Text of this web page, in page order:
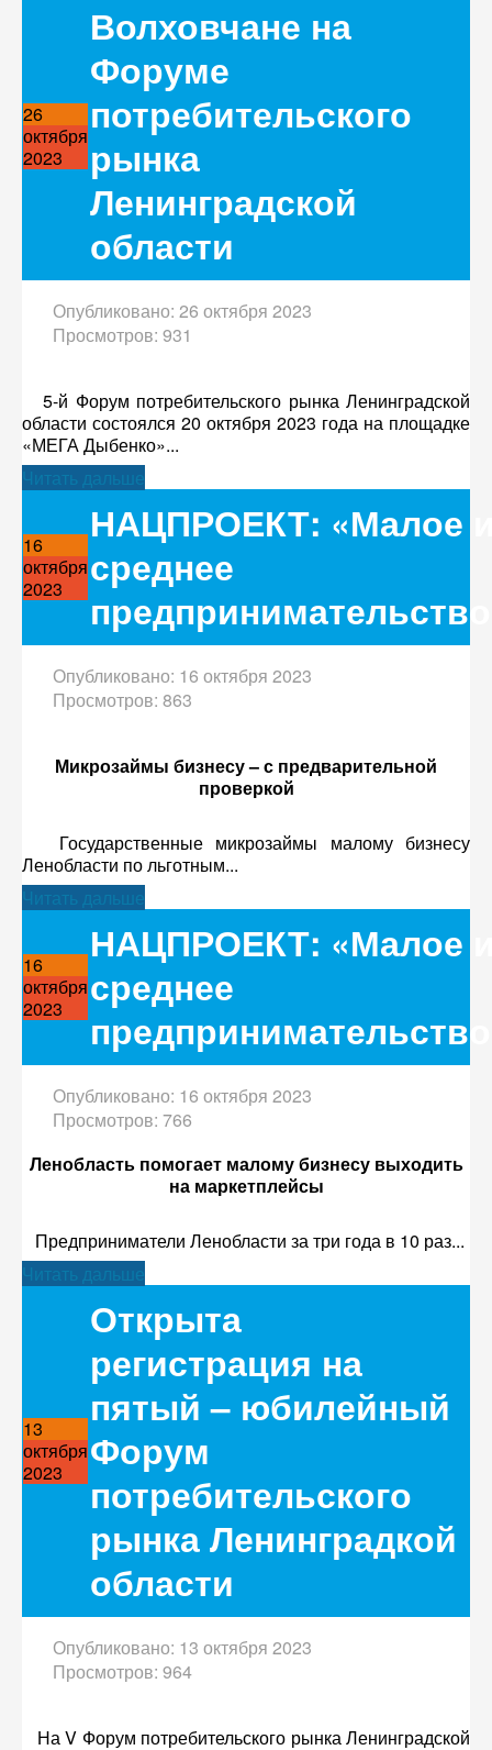
26
октября
2023
Волховчане на
Форуме
потребительского
рынка
Ленинградской
области
Опубликовано: 26 октября 2023
Просмотров: 931
5-й Форум потребительского рынка Ленинградской
области состоялся 20 октября 2023 года на площадке
«МЕГА Дыбенко»...
Читать дальше
16
октября
2023
НАЦПРОЕКТ: «Малое
среднее
Опубликовано: 16 октября 2023
Просмотров: 863
Микрозаймы бизнесу – с предварительной
проверкой
Государственные микрозаймы малому бизнесу
Ленобласти по льготным...
Читать дальше
16
октября
2023
НАЦПРОЕКТ: «Малое
среднее
Опубликовано: 16 октября 2023
Просмотров: 766
Ленобласть помогает малому бизнесу выходить
на маркетплейсы
Предприниматели Ленобласти за три года в 10 раз...
Читать дальше
13
октября
2023
Открыта
регистрация на
пятый – юбилейный
Форум
потребительского
рынка Ленинградкой
области
Опубликовано: 13 октября 2023
Просмотров: 964
На V Форум потребительского рынка Ленинградской